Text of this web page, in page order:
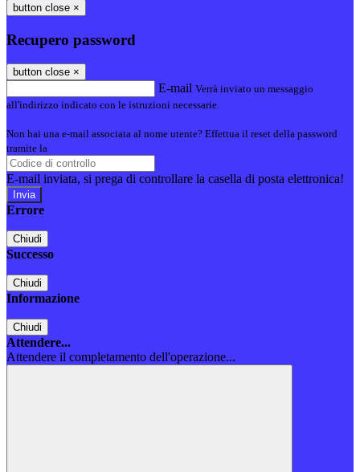
button close ×
Recupero password
button close ×
E-mail Verrà inviato un messaggio
all'indirizzo indicato con le istruzioni necessarie.
Non hai una e-mail associata al nome utente? Effettua il reset della password
tramite la
E-mail inviata, si prega di controllare la casella di posta elettronica!
Errore
Chiudi
Successo
Chiudi
Informazione
Chiudi
Attendere...
Attendere il completamento dell'operazione...